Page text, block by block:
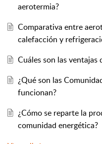
aerotermia?
Comparativa entre
calefacción y
Cuáles son las
¿Qué son las
funcionan?
¿Cómo se reparte la
comunidad energética?